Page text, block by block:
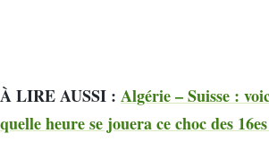
À LIRE AUSSI : Algérie – Suisse :
quelle heure se jouera ce choc des